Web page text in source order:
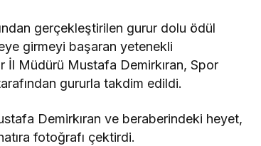
gerçekleştirilen gurur dolu ödül
girmeyi başaran yetenekli
İl Müdürü Mustafa Demirkıran, Spor
gururla takdim edildi.
Demirkıran ve beraberindeki heyet,
fotoğrafı çektirdi.